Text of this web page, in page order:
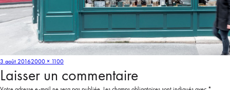
3 août 20162000 × 1100
Laisser un commentaire